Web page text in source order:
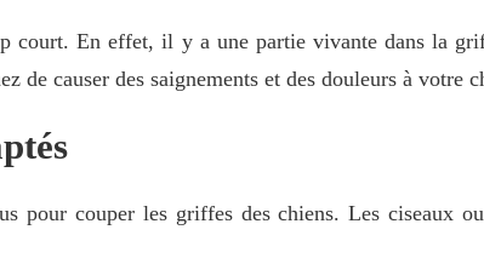
court. En effet, il y a une partie vivante dans la
de causer des saignements et des douleurs à votre
pour couper les griffes des chiens. Les ciseaux